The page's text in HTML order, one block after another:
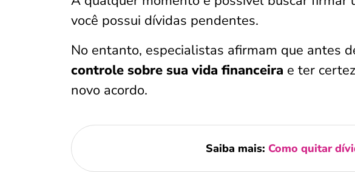
você possui dívidas pendentes.
No entanto, especialistas afirmam que antes
controle sobre sua vida financeira e ter
novo acordo.
Saiba mais: Como quitar